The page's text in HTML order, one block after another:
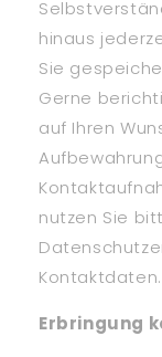
hinaus
Sie
Gerne
auf Ihren
nutzen Sie
Kontaktdaten.
Erbringung